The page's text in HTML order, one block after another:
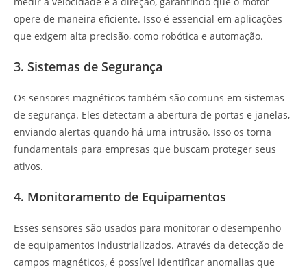
opere de maneira eficiente. Isso é essencial em aplicações
que exigem alta precisão, como robótica e automação.
3. Sistemas de Segurança
Os sensores magnéticos também são comuns em sistemas
de segurança. Eles detectam a abertura de portas e janelas,
enviando alertas quando há uma intrusão. Isso os torna
fundamentais para empresas que buscam proteger seus
ativos.
4. Monitoramento de Equipamentos
Esses sensores são usados para monitorar o desempenho
de equipamentos industrializados. Através da detecção de
campos magnéticos, é possível identificar anomalias que